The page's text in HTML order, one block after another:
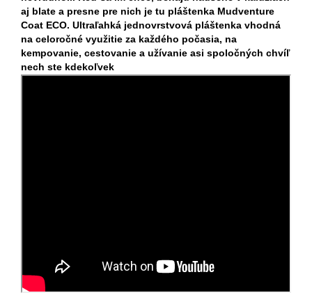
aj blate a presne pre nich je tu pláštenka Mudventure
Coat ECO. Ultraľahká jednovrstvová pláštenka vhodná
na celoročné využitie za každého počasia, na
kempovanie, cestovanie a užívanie asi spoločných chvíľ
nech ste kdekoľvek